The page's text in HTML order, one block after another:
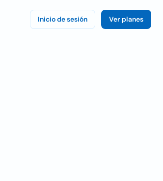
Inicio de sesión Ver planes